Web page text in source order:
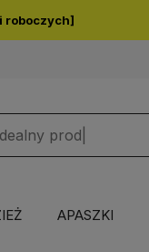
roboczych]
APASZKI